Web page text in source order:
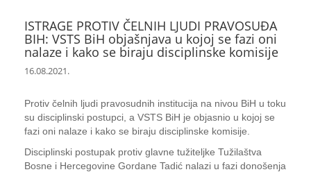
ISTRAGE PROTIV ČELNIH LJUDI PRAVOSUĐA
BIH: VSTS BiH objašnjava u kojoj se fazi oni
nalaze i kako se biraju disciplinske komisije
16.08.2021.
Protiv čelnih ljudi pravosudnih institucija na nivou BiH u toku
su disciplinski postupci, a VSTS BiH je objasnio u kojoj se
fazi oni nalaze i kako se biraju disciplinske komisije.
Disciplinski postupak protiv glavne tužiteljke Tužilaštva
Bosne i Hercegovine Gordane Tadić nalazi u fazi donošenja